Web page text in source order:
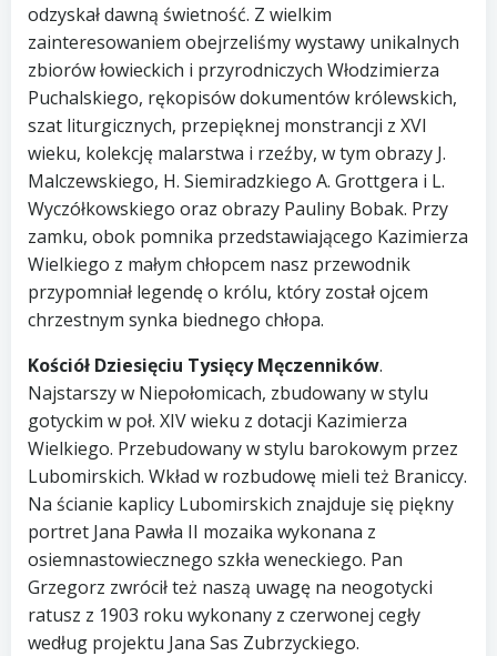
odzyskał dawną świetność. Z wielkim
zainteresowaniem obejrzeliśmy wystawy unikalnych
zbiorów łowieckich i przyrodniczych Włodzimierza
Puchalskiego, rękopisów dokumentów królewskich,
szat liturgicznych, przepięknej monstrancji z XVI
wieku, kolekcję malarstwa i rzeźby, w tym obrazy J.
Malczewskiego, H. Siemiradzkiego A. Grottgera i L.
Wyczółkowskiego oraz obrazy Pauliny Bobak. Przy
zamku, obok pomnika przedstawiającego Kazimierza
Wielkiego z małym chłopcem nasz przewodnik
przypomniał legendę o królu, który został ojcem
chrzestnym synka biednego chłopa.
Kościół Dziesięciu Tysięcy Męczenników.
Najstarszy w Niepołomicach, zbudowany w stylu
gotyckim w poł. XIV wieku z dotacji Kazimierza
Wielkiego. Przebudowany w stylu barokowym przez
Lubomirskich. Wkład w rozbudowę mieli też Braniccy.
Na ścianie kaplicy Lubomirskich znajduje się piękny
portret Jana Pawła II mozaika wykonana z
osiemnastowiecznego szkła weneckiego. Pan
Grzegorz zwrócił też naszą uwagę na neogotycki
ratusz z 1903 roku wykonany z czerwonej cegły
według projektu Jana Sas Zubrzyckiego.